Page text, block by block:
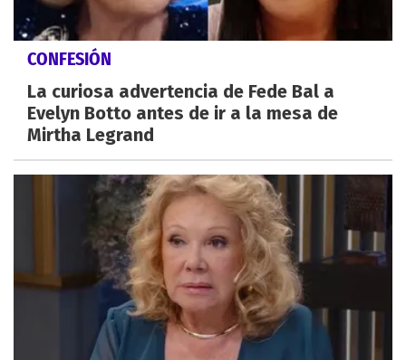
CONFESIÓN
La curiosa advertencia de Fede Bal a
Evelyn Botto antes de ir a la mesa de
Mirtha Legrand